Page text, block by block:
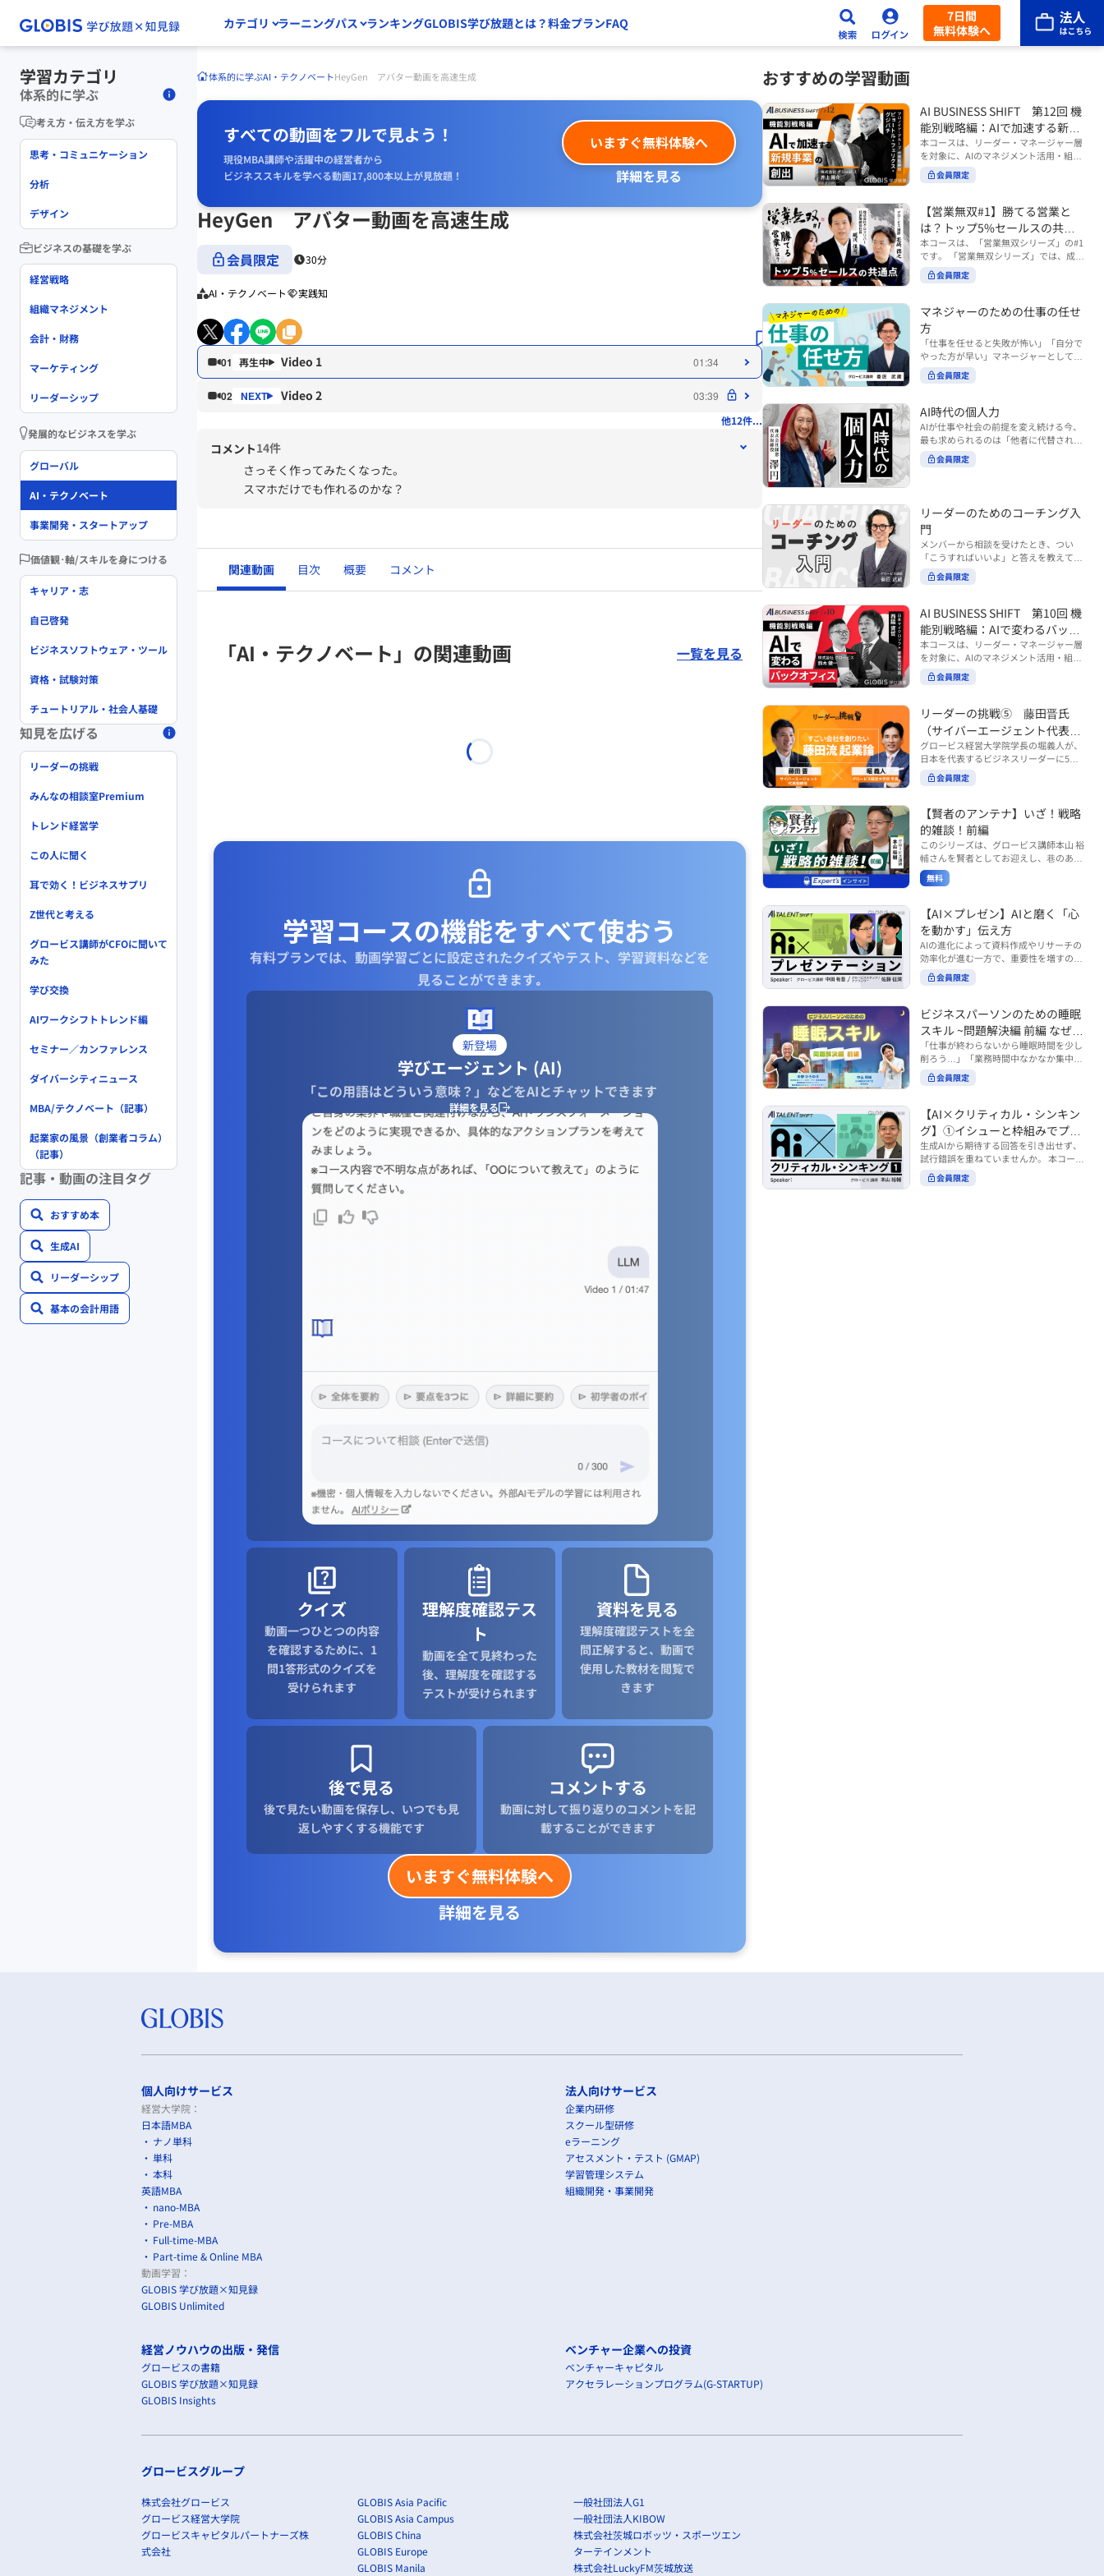
カテゴリ ラーニングパス ランキングGLOBIS学び放題とは？料金プランFAQ
7日間
無料体験へ
体系的に学ぶAI・テクノベートHeyGen アバター動画を高速生成
すべての動画をフルで見よう！
現役MBA講師や活躍中の経営者から
ビジネススキルを学べる動画17,800本以上が見放題！
いますぐ無料体験へ
詳細を見る
HeyGen アバター動画を高速生成
会員限定 30分
AI・テクノベート 実践知
01 Video 1 01:34
02 Video 2
03:39
他12件...
コメント14件
さっそく作ってみたくなった。
スマホだけでも作れるのかな？
関連動画 目次 概要 コメント
「AI・テクノベート」の関連動画 一覧を見る
学習コースの機能をすべて使おう
有料プランでは、動画学習ごとに設定されたクイズやテスト、学習資料などを
見ることができます｡
新登場
学びエージェント (AI)
「この用語はどういう意味？」などをAIとチャットできます
詳細を見る
クイズ
動画一つひとつの内容
を確認するために、1
問1答形式のクイズを
受けられます
理解度確認テス
ト
動画を全て見終わった
後、理解度を確認する
テストが受けられます
資料を見る
理解度確認テストを全
問正解すると、動画で
使用した教材を閲覧で
きます
後で見る
後で見たい動画を保存し、いつでも見
返しやすくする機能です
コメントする
動画に対して振り返りのコメントを記
載することができます
いますぐ無料体験へ
詳細を見る
おすすめの学習動画
AI BUSINESS SHIFT 第12回 機
能別戦略編：AIで加速する新規
事業の創出
本コースは、リーダー・マネージャー層
を対象に、AIのマネジメント活用・組織
活用を体系的に学ぶ 『AI BUSINESS SHI
FTシリーズ（全12回）』の第12回で
る新規事業の創出」では、新規事業やス
タートアップを取り巻く環境がどのよう
に変化しているのかを俯瞰し、新たな価
値創造と非連続な成長を生み出すため
に、AI時代における事業機会の捉え方
や、成功確率を高めるための考え方につ
携わるリーダー・マネージャーの方 ・AI
を活用して事業創出のスピードや成功確
率を高めたい方 ・AI時代における新規事
業リーダーの役割やマインドセットを学
びたい方 ■AIシフトシリーズとは？ 『AI
BUSINESS SHIFTシリーズ』は以下の3
す。（順次公開） https://unlimited.glo
bis.co.jp/ja/tags/AI%E3%83%93%E3%8
2%B8%E3%83%8D%E3%82%B9%E3%
82%B7%E3%83%95%E3%83%88 ・基
礎編（第1回〜3回）：リーダーやマネー
のリーダーシップや組織変革を中心に学
ぶコース ・機能別戦略編（第8回〜12
回）：AI時代における機能別での戦略の
あり方を中心に学ぶコース より実践的な
AIツールの活用法について学びたい方は
『AI WORK SHIFTシリーズ』をご視聴く
3%BC%E3%82%AF%E3%82%B7%E3%
83%95%E3%83%88 ※本コースは、AIの
マネジメント活用を学ぶ「AIビジネスシ
フト」シリーズの一環として提供してい
ます。 ※本動画は、制作時点の情報に基
づき作成したものです（2026年03月制
会員限定
【営業無双#1】勝てる営業と
は？トップ5%セールスの共通
点
本コースは、「営業無双シリーズ」の#1
です。 「営業無双シリーズ」では、成約
率アップに向けて、お客様に選ばれ続け
る無双の営業になるための実践的な考え
（#2以降は順次公開） 本コースでは、
「勝てる営業とは？トップ5%セールス
の共通点」をテーマに BtoBでお客様に
選ばれる営業の役割 トップ5％のセール
スに共通する行動や考え方 成果につなが
る実践的なポイント などを解説します。
◾️こんな方におすすめ 提案しても顧客に
が多い方 顧客の本当の課題や決裁者の判
断基準をつかみきれず、案件が前に進ま
ない方 再現性のある営業テクニックを身
につけたい方 ※本動画は、制作時点の情
報に基づき作成したものです（2026年7
会員限定
マネジャーのための仕事の任せ
方
「仕事を任せると失敗が怖い」「自分で
やった方が早い」マネージャーとしてメ
ンバーやチームの力を引き出しながら成
果を上げるには、どのように仕事を任せ
い時代において、マネージャーとして成
果を上げ続けるためには、メンバーの個
性や特性を理解し、それに合わせた効果
的な任せ方を身につけることが重要で
す。このコースでは、ソーシャルスタイ
し、自身のリーダーシップを発揮できる
ようになっていきます。 ※本動画は、制
作時点の情報に基づき作成したものです
（2024年12月制作）
会員限定
AI時代の個人力
AIが仕事や社会の前提を変え続ける今、
最も求められるのは「他者に代替されな
い個としての力」“個人力”です。 本コー
スでは、澤円氏の著書『個人力』をもと
ーマは、「Being（ありたい自分）」を
中心に据え、自ら考え（Think）、変化
し（Transform）、協働する（Collabor
ate）ことで、自分らしい価値を発揮し
ていくこと。 リスキリングやAI活用が叫
ばれる今こそ、スキルより先に“自分の
軸”を問うことが重要です。 あなたは何
か？ このコースは、あなたが“ありたい
自分”として生き、キャリアをデザイン
していくための思考と行動のガイドにな
ります。 ※本動画は、制作時点の情報に
基づき作成したものです（2025年11月
制作）
会員限定
リーダーのためのコーチング入
門
メンバーから相談を受けたとき、つい
「こうすればいいよ」と答えを教えてし
まう。 あるいは、「自分で考えてほし
い」と思うあまり、すべて任せきりにし
つつ、自律的に仕事を進めてもらうため
にはどうすればよいのか。 こうした悩み
に直面するリーダー・マネージャーの方
は多いのではないでしょうか。 変化が激
しく、正解のない現代においては、指示
や助言にとどまらず、メンバーの思考を
引き出し、自律的な行動を促す「コーチ
す。 本コースでは、基礎的なコーチング
の考え方を押さえたうえで、実際の職場
で起こりがちな事例をもとに、相手の思
考と行動を引き出す関わり方を学びま
す。 また、代表的なコーチングのフレー
ムワークである「GROWモデル」を取り
の主体性を引き出していくのかを、わか
りやすく解説します。 メンバーとの対話
を、成長を促す機会へと変えていく。そ
の第一歩としておすすめのコースです。
コース内で紹介している「傾聴力」を深
めたい方は、こちらも合わせてご覧くだ
さい。 ・傾聴力 ~リーダーのための聴く
is.co.jp/ja/courses/fe285262/learn/step
s/59808 ・傾聴力 ~リーダーのための聴
く技術~（実践編） https://unlimited.gl
obis.co.jp/ja/courses/01d24a39/learn/s
teps/59813 ※本動画は、制作時点の情
報に基づき作成したものです（2026年6
月制作）
会員限定
AI BUSINESS SHIFT 第10回 機
能別戦略編：AIで変わるバック
オフィス
本コースは、リーダー・マネージャー層
を対象に、AIのマネジメント活用・組織
活用を体系的に学ぶ 『AI BUSINESS SHI
FTシリーズ（全12回）』の第10回で
バックオフィス」では、人事・総務・労
務・経理・情報システムなどのバックオ
フィス領域において、定型業務の自動化
や効率化といった現場レベルのAI活用だ
けでなく、いかにして経営や戦略に貢献
する存在へと進化していくのかについて
考えを深め、学んでいきます。 ■こんな
理・情シスなど、バックオフィス部門を
率いるリーダー・マネージャーの方 ・バ
ックオフィス業務へのAI活用やDX推進を
担っている方 ・AI時代におけるバックオ
フィスの役割や戦略のあり方を考えたい
方 ■AIシフトシリーズとは？ 『AI BUSI
で設計された全12回のシリーズです。
（順次公開） https://unlimited.globis.c
o.jp/ja/tags/AI%E3%83%93%E3%82%B
8%E3%83%8D%E3%82%B9%E3%82%
B7%E3%83%95%E3%83%88 ・基礎編
（第1回〜3回）：リーダーやマネージャ
ーに求められる、AI時代の基礎的なリテ
ジメント編（第4回〜7回）：AI時代のリ
ーダーシップや組織変革を中心に学ぶコ
ース ・機能別戦略編（第8回〜12回）：
AI時代における機能別での戦略のあり方
を中心に学ぶコース より実践的なAIツー
ルの活用法について学びたい方は『AI W
earch?tag=AI%E3%83%AF%E3%83%B
C%E3%82%AF%E3%82%B7%E3%83%
95%E3%83%88 ※本コースは、AIのマネ
ジメント活用を学ぶ「AIビジネスシフ
ト」シリーズの一環として提供していま
す。 ※本動画は、制作時点の情報に基づ
会員限定
リーダーの挑戦⑤ 藤田晋氏
（サイバーエージェント代表取
締役）
グロービス経営大学院学長の堀義人が、
日本を代表するビジネスリーダーに5つ
の質問（能力開発／挑戦／試練／仲間／
志）を投げかけ、その人生哲学を解き明
ーエージェント代表取締役の藤田晋氏。
起業の理由、経営をどうやって学んだ
か、アメーバブログ・ABEMAの立ち上
げ、経営チームづくりについてなど聞い
ていきます。（肩書きは2020年12月11
日撮影当時のもの） 藤田 晋 サイバー
ス・キャピタル・パートナーズ 代表パ
ートナー
会員限定
【賢者のアンテナ】いざ！戦略
的雑談！前編
このシリーズは、グロービス講師本山 裕
輔さんを賢者としてお迎えし、巷のあり
とあらゆるものを独自の視点で紐解き、
皆様の学びの意欲を刺激するコンテンツ
期配信されます。 取り上げて欲しいご質
問やテーマ、感想を随時受け付けていま
す。 グーグルフォーム（https://forms.g
le/qqoBYuRUmUYz4scC6） または グ
ロ放題編集部員のX（https://x.com/mai
rakobayashi） まで、ぜひご要望をお
6月制作）
無料
【AI×プレゼン】AIと磨く「心
を動かす」伝え方
AIの進化によって資料作成やリサーチの
効率化が進む一方で、重要性を増すのが
「伝える力」です。本コースでは、AI時
代のプレゼンに求められるデリバリース
を客観的に評価し、改善できるAI活用法
も紹介。大事な場面で「心を動かす」プ
レゼンをしたい方におすすめです。関連
コース「プレゼンテーションスキル」も
併せてご覧ください。 ▼プレゼン動画分
析プロンプト（辛口） https://hodai.glo
bis.co.jp/learning_documents/6f976cd
ル https://unlimited.globis.co.jp/ja/co
urses/598f3254/ ※本コースは、AI時代
のビジネススキルを学ぶ「AIタレントシ
フト」シリーズの一環として提供してい
ます。 https://unlimited.globis.co.jp/j
a/tags/AI%E3%82%BF%E3%83%AC%E
会員限定
ビジネスパーソンのための睡眠
スキル ~問題解決編 前編 なぜ眠
れないのか？~
「仕事が終わらないから睡眠時間を少し
削ろう…」「業務時間中なかなか集中で
きない…」「毎日朝起きるのがつら
い…」。 あなたはこのような経験をした
トの時間をやりくりするために、真っ先
に削りがちなのが「睡眠」時間。 実は
今、日本社会は世界と比較して「最も眠
らない国」だということもわかってきて
います。 慢性的な睡眠不足は、心身の健
康に悪影響なだけでなく、仕事のパフォ
ーマンスにも当然大きな影響を与え、社
会員限定
【AI×クリティカル・シンキン
グ】①イシューと枠組みでプロ
ンプトを磨く
生成AIから期待する回答を引き出せず、
試行錯誤を重ねていませんか。 本コース
では、生成AI活用の質を高める鍵とし
て、クリティカル・シンキングの視点か
会員限定
学習カテゴリ
体系的に学ぶ
考え方・伝え方を学ぶ
思考・コミュニケーション
分析
デザイン
ビジネスの基礎を学ぶ
経営戦略
組織マネジメント
会計・財務
マーケティング
リーダーシップ
発展的なビジネスを学ぶ
グローバル
AI・テクノベート
事業開発・スタートアップ
価値観･軸/スキルを身につける
キャリア・志
自己啓発
ビジネスソフトウェア・ツール
資格・試験対策
チュートリアル・社会人基礎
知見を広げる
リーダーの挑戦
みんなの相談室Premium
トレンド経営学
この人に聞く
耳で効く！ビジネスサプリ
Z世代と考える
グロービス講師がCFOに聞いて
みた
学び交換
AIワークシフトトレンド編
セミナー／カンファレンス
ダイバーシティニュース
MBA/テクノベート（記事）
起業家の風景（創業者コラム）
（記事）
記事・動画の注目タグ
おすすめ本
生成AI
リーダーシップ
基本の会計用語
個人向けサービス
経営大学院：
日本語MBA
ナノ単科
単科
本科
英語MBA
nano-MBA
Pre-MBA
Full-time-MBA
Part-time & Online MBA
動画学習：
GLOBIS 学び放題×知見録
GLOBIS Unlimited
法人向けサービス
企業内研修
スクール型研修
eラーニング
アセスメント・テスト (GMAP)
学習管理システム
組織開発・事業開発
経営ノウハウの出版・発信
グロービスの書籍
GLOBIS 学び放題×知見録
GLOBIS Insights
ベンチャー企業への投資
ベンチャーキャピタル
アクセラレーションプログラム(G-STARTUP)
グロービスグループ
株式会社グロービス
グロービス経営大学院
グロービスキャピタルパートナーズ株
式会社
GLOBIS Asia Pacific
GLOBIS Asia Campus
GLOBIS China
GLOBIS Europe
GLOBIS Manila
一般社団法人G1
一般社団法人KIBOW
株式会社茨城ロボッツ・スポーツエン
ターテインメント
株式会社LuckyFM茨城放送